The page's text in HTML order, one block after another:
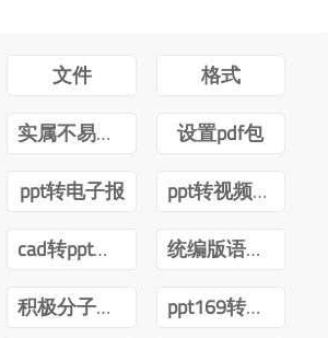
文件
格式
实属不易牛转乾坤图片抖音
设置pdf包
ppt转电子报
ppt转视频互转
cad转ppt可以吗
统编版语文四年级下册电子课本pdf
积极分子转预备党员ppt
ppt169转成43怎么内容排版不变